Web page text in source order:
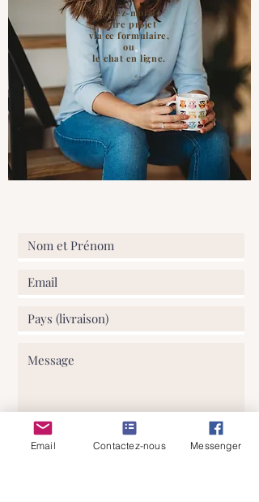
Parlez-moi de
votre projet
via ce formulaire,
ou
le chat en ligne.
Email Contactez-nous Messenger